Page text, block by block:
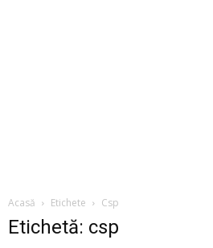
Acasă Etichete Csp
Etichetă: csp